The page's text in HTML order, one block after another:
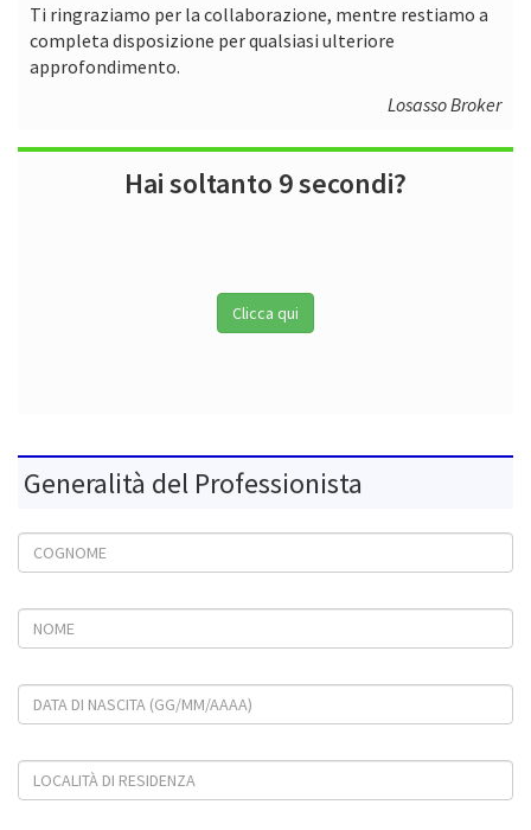
Ti ringraziamo per la collaborazione, mentre restiamo a
completa disposizione per qualsiasi ulteriore
approfondimento.
Losasso Broker
Hai soltanto 9 secondi?
Clicca qui
Generalità del Professionista